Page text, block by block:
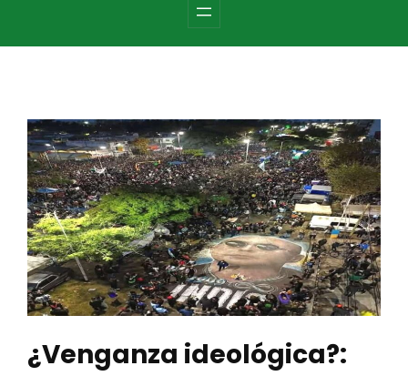
¿Venganza ideológica?: